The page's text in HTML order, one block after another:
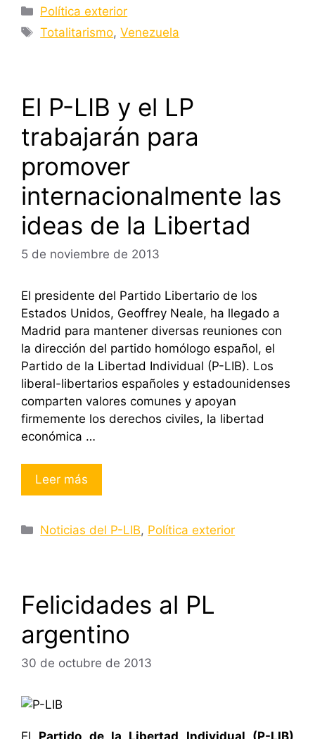
Categorías
Política exterior
Etiquetas
Totalitarismo,Venezuela
El P-LIB y el LP
trabajarán para
promover
internacionalmente las
ideas de la Libertad
5 de noviembre de 2013
El presidente del Partido Libertario de los
Estados Unidos, Geoffrey Neale, ha llegado a
Madrid para mantener diversas reuniones con
la dirección del partido homólogo español, el
Partido de la Libertad Individual (P-LIB). Los
liberal-libertarios españoles y estadounidenses
comparten valores comunes y apoyan
firmemente los derechos civiles, la libertad
económica …
Leer más
Categorías
Noticias del P-LIB, Política exterior
Felicidades al PL
argentino
30 de octubre de 2013